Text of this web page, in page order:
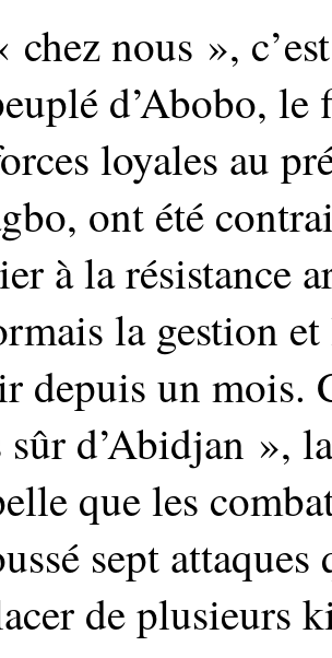
chez nous »,
d’Abobo,
loyales au
ont été
à la résistance
la gestion
depuis un mois.
d’Abidjan »,
que les
sept
de plusieurs